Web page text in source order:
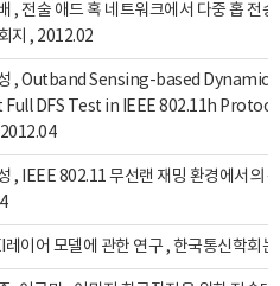
, 전술 애드 혹 네트워크에서 다중 홉 전
지 , 2012.02
성 , Outband Sensing-based Dynamic
DFS Test in IEEE 802.11h
, IEEE 802.11 무선랜 재밍 환경에서의
레이어 모델에 관한 연구 , 한국통신학회